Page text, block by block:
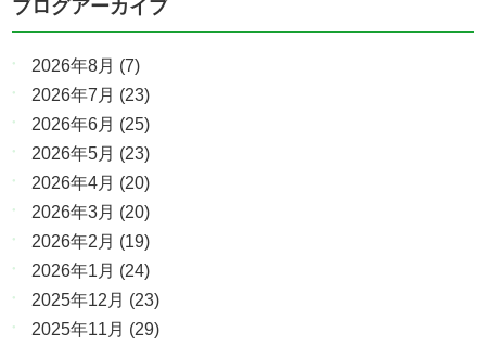
ブログアーカイブ
2026年8月 (7)
2026年7月 (23)
2026年6月 (25)
2026年5月 (23)
2026年4月 (20)
2026年3月 (20)
2026年2月 (19)
2026年1月 (24)
2025年12月 (23)
2025年11月 (29)